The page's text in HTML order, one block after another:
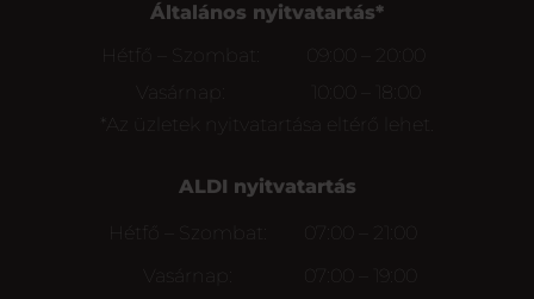
Általános nyitvatartás*
Hétfő – Szombat:
09:00 – 20:00
Vasárnap:
*Az üzletek nyitvatartása eltérő lehet.
ALDI nyitvatartás
Hétfő – Szombat:
07:00 – 21:00
Vasárnap: